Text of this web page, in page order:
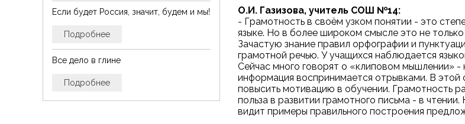
Если будет Россия, значит, будем и мы!
Подробнее
Все дело в глине
Подробнее
О.И. Газизова, учитель СОШ №14:
- Грамотность в своём узком понятии - это
языке. Но в более широком смысле это не
Зачастую знание правил орфографии и
грамотной речью. У учащихся наблюдается
Сейчас много говорят о «клиповом мышлении» -
информация воспринимается отрывками. В этой
повысить мотивацию в обучении. Грамотность
польза в развитии грамотного письма - в
видит примеры правильного построения